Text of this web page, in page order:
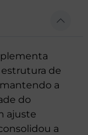
estrutura de
a
do
ajuste
a